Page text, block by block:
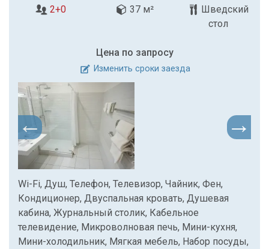
2+0 37 м²
Шведский
стол
Цена по запросу
Изменить сроки заезда
Wi-Fi, Душ, Телефон, Телевизор, Чайник, Фен,
Кондиционер, Двуспальная кровать, Душевая
кабина, Журнальный столик, Кабельное
телевидение, Микроволновая печь, Мини-кухня,
Мини-холодильник, Мягкая мебель, Набор посуды,